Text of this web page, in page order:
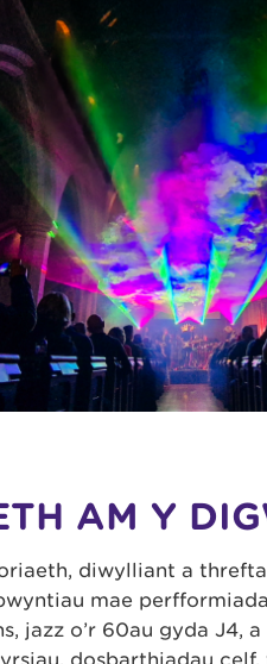
AM Y
diwylliant a
mae
jazz o’r 60au gyda